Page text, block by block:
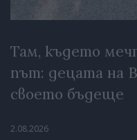
Там, където
път: децата на
своето бъдеще
2.08.2026